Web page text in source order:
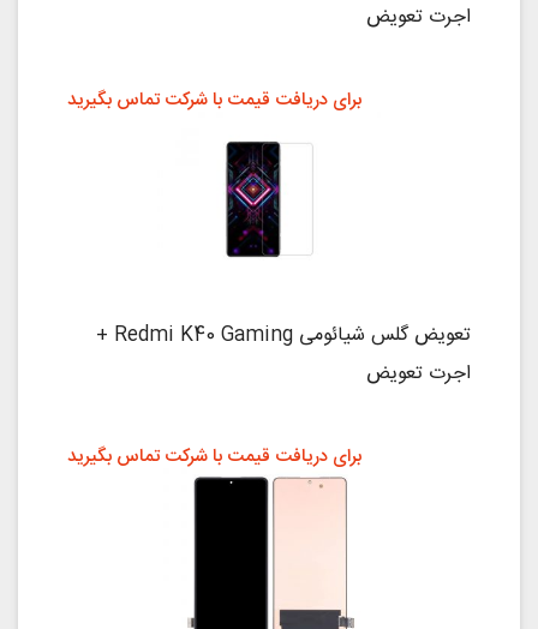
اجرت تعویض
تعویض گلس شیائومی Redmi K40 Gaming +
اجرت تعویض
برای دریافت قیمت با شرکت تماس بگیرید
برای دریافت قیمت با شرکت تماس بگیرید